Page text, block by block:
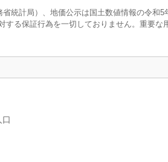
統計局）、地価公示は国土数値情報の令和5
る保証行為を一切しておりません。重要